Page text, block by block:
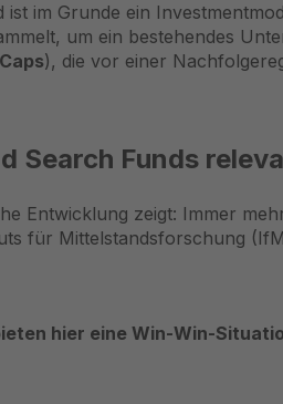
ist im Grunde ein
um ein bestehendes
), die vor einer
Search Funds
Entwicklung zeigt: Immer
für Mittelstandsforschung
hier eine Win-Win-